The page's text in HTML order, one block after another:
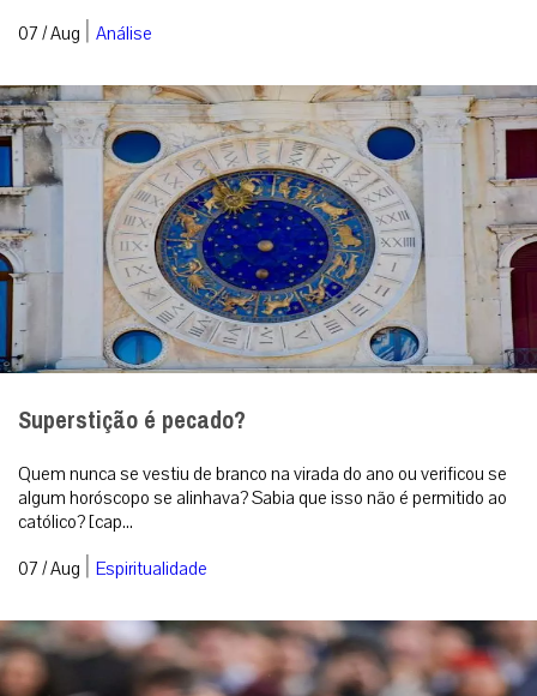
07 / Aug | Análise
Superstição é pecado?
Quem nunca se vestiu de branco na virada do ano ou verificou se
algum horóscopo se alinhava? Sabia que isso não é permitido ao
católico? [cap...
07 / Aug | Espiritualidade